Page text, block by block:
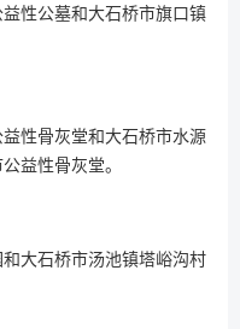
性公墓和大石桥市旗口镇
性骨灰堂和大石桥市水源
益性骨灰堂。
大石桥市汤池镇塔峪沟村